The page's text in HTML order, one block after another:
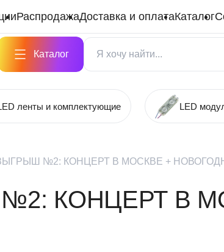
РаспродажаДоставка и оплатаКаталог
Каталог
ленты и комплектующие LED
№2: КОНЦЕРТ В МОСКВЕ +
КОНЦЕРТ В